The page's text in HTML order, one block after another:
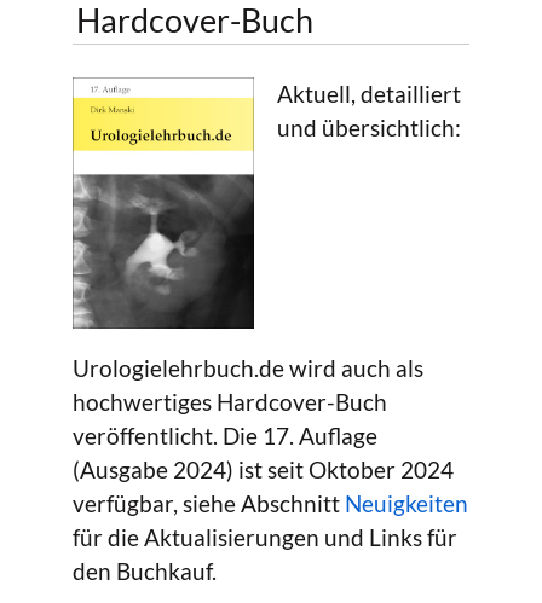
Hardcover-Buch
Aktuell, detailliert
und übersichtlich:
Urologielehrbuch.de wird auch als
hochwertiges Hardcover-Buch
veröffentlicht. Die 17. Auflage
(Ausgabe 2024) ist seit Oktober 2024
verfügbar, siehe Abschnitt Neuigkeiten
für die Aktualisierungen und Links für
den Buchkauf.